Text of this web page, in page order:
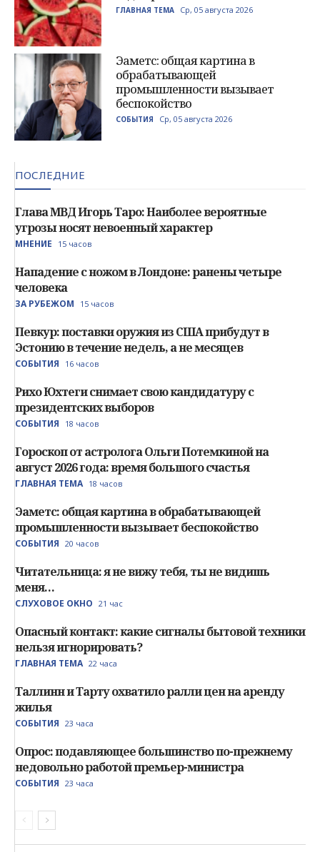
ГЛАВНАЯ ТЕМА Ср, 05 августа 2026
Эаметс: общая картина в
обрабатывающей
промышленности вызывает
беспокойство
СОБЫТИЯ Ср, 05 августа 2026
ПОСЛЕДНИЕ
Глава МВД Игорь Таро: Наиболее вероятные
угрозы носят невоенный характер
МНЕНИЕ 15 часов
Нападение с ножом в Лондоне: ранены четыре
человека
ЗА РУБЕЖОМ 15 часов
Певкур: поставки оружия из США прибудут в
Эстонию в течение недель, а не месяцев
СОБЫТИЯ 16 часов
Рихо Юхтеги снимает свою кандидатуру с
президентских выборов
СОБЫТИЯ 18 часов
Гороскоп от астролога Ольги Потемкиной на
август 2026 года: время большого счастья
ГЛАВНАЯ ТЕМА 18 часов
Эаметс: общая картина в обрабатывающей
промышленности вызывает беспокойство
СОБЫТИЯ 20 часов
Читательница: я не вижу тебя, ты не видишь
меня…
СЛУХОВОЕ ОКНО 21 час
Опасный контакт: какие сигналы бытовой техники
нельзя игнорировать?
ГЛАВНАЯ ТЕМА 22 часа
Таллинн и Тарту охватило ралли цен на аренду
жилья
СОБЫТИЯ 23 часа
Опрос: подавляющее большинство по-прежнему
недовольно работой премьер-министра
СОБЫТИЯ 23 часа